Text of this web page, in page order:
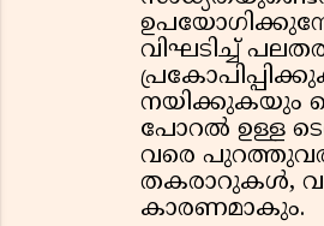
വിഘടിച്ച്
നയിക്കുകയും
പോറൽ ഉള്ള
വരെ
തകരാറുകൾ,
കാരണമാകും.